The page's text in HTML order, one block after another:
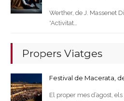
Werther, de J. Massenet
*Activitat…
Propers Viatges
Festival de Macerata,
El proper mes d’agost,